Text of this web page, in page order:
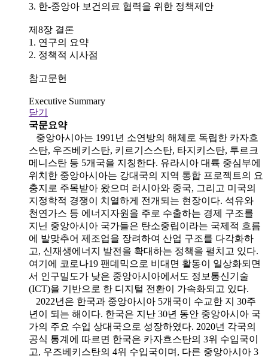
3. 한-중앙아 보건의료 협력을 위한 정책제안
제8장 결론
1. 연구의 요약
2. 정책적 시사점
참고문헌
Executive Summary
닫기
국문요약
중앙아시아는 1991년 소연방의 해체로 독립한 카자흐
스탄, 우즈베키스탄, 키르기스스탄, 타지키스탄, 투르크
메니스탄 등 5개국을 지칭한다. 유라시아 대륙 중심부에
위치한 중앙아시아는 강대국의 지역 통합 프로젝트의 요
충지로 주목받아 왔으며 러시아와 중국, 그리고 미국의
지정학적 경쟁이 치열하게 전개되는 현장이다. 석유와
천연가스 등 에너지자원을 주로 수출하는 경제 구조를
지닌 중앙아시아 국가들은 탄소중립이라는 국제적 흐름
에 발맞추어 제조업을 장려하여 산업 구조를 다각화하
고, 신재생에너지 발전을 확대하는 정책을 펼치고 있다.
여기에 코로나19 팬데믹으로 비대면 활동이 일상화되면
서 인구밀도가 낮은 중앙아시아에서도 정보통신기술
(ICT)을 기반으로 한 디지털 전환이 가속화되고 있다.
2022년은 한국과 중앙아시아 5개국이 수교한 지 30주
년이 되는 해이다. 한국은 지난 30년 동안 중앙아시아 국
가의 주요 수입 상대국으로 성장하였다. 2020년 각국의
공식 통계에 따르면 한국은 카자흐스탄의 3위 수입국이
고, 우즈베키스탄의 4위 수입국이며, 다른 중앙아시아 3